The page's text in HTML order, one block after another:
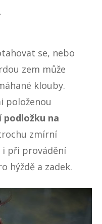
se, nebo
zem může
klouby.
položenou
podložku na
zmírní
i při provádění
hýždě a zadek.